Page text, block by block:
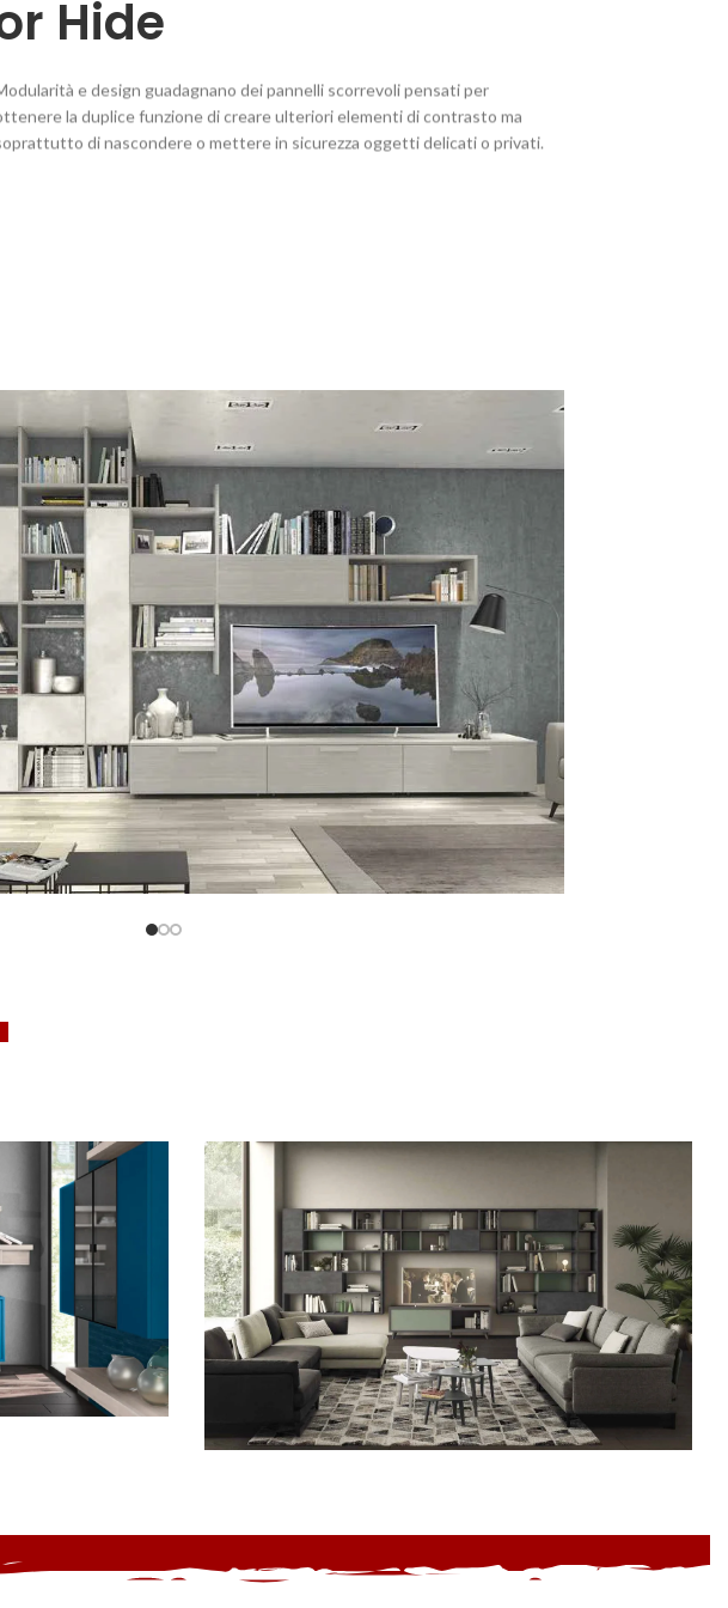
Hide
e design guadagnano dei pannelli scorrevoli pensati per
la duplice funzione di creare ulteriori elementi di contrasto ma
di nascondere o mettere in sicurezza oggetti delicati o privati.